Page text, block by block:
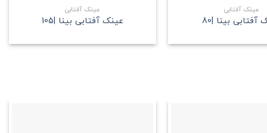
عینک آفتابی
آفتابی بینا |80
عینک آفتابی
عینک آفتابی بینا |105